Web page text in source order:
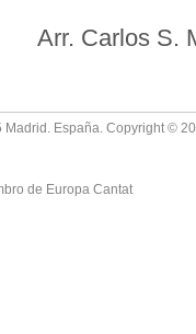
Arr. Carlos S.
España. Copyright ©
de Europa Cantat